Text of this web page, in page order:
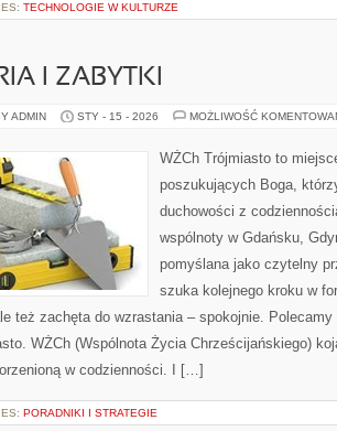
TECHNOLOGIE W KULTURZE
I ZABYTKI
ADMIN STY - 15 - 2026 MOŻLIWOŚĆ
WŻCh Trójmiasto to
poszukujących Boga,
duchowości z
wspólnoty w Gdańsku,
pomyślana jako czytelny
szuka kolejnego kroku w
też zachęta do wzrastania – spokojnie.
WŻCh (Wspólnota Życia Chrześcijańskiego)
w codzienności. I […]
PORADNIKI I STRATEGIE